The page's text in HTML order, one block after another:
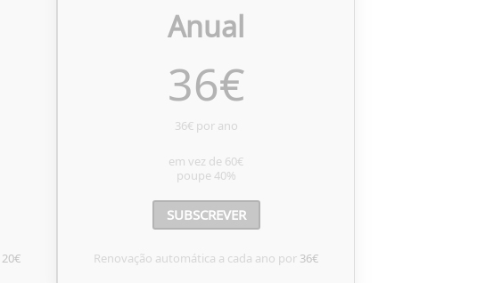
20€
Anual
36€
36€ por ano
em vez de 60€
poupe40%
SUBSCREVER
Renovação automática a cada ano por36€